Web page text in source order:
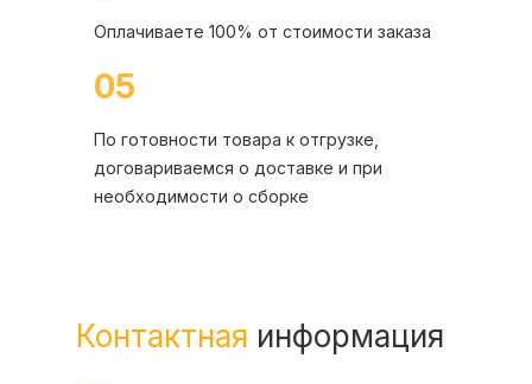
Оплачиваете 100% от стоимости заказа
05
По готовности товара к отгрузке,
договариваемся о доставке и при
необходимости о сборке
Контактная информация